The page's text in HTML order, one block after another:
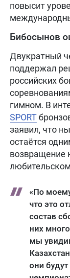
повысит
Бибосынов
Двукратный
поддержал
российских
гимном. В
SPORT
заявил, что
остаётся
возвращение
«По
что это
состав
них
мы
они